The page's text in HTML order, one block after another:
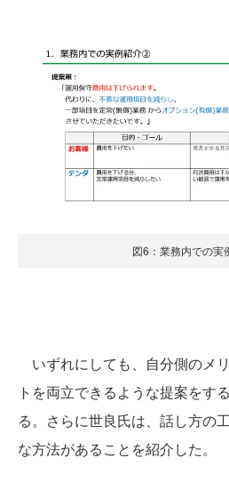
図6：業務内での
いずれにしても、自分側のメ
トを両立できるような提案をす
る。さらに世良氏は、話し方の
な方法があることを紹介した。